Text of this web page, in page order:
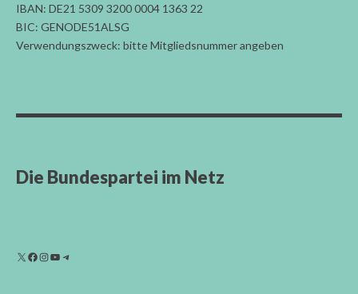
IBAN: DE21 5309 3200 0004 1363 22
BIC: GENODE51ALSG
Verwendungszweck: bitte Mitgliedsnummer angeben
Die Bundespartei im Netz